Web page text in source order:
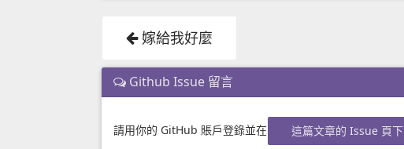
嫁給我好麼
Github Issue 留言
請用你的 GitHub 賬戶登錄並在 這篇文章的 Issue 頁下